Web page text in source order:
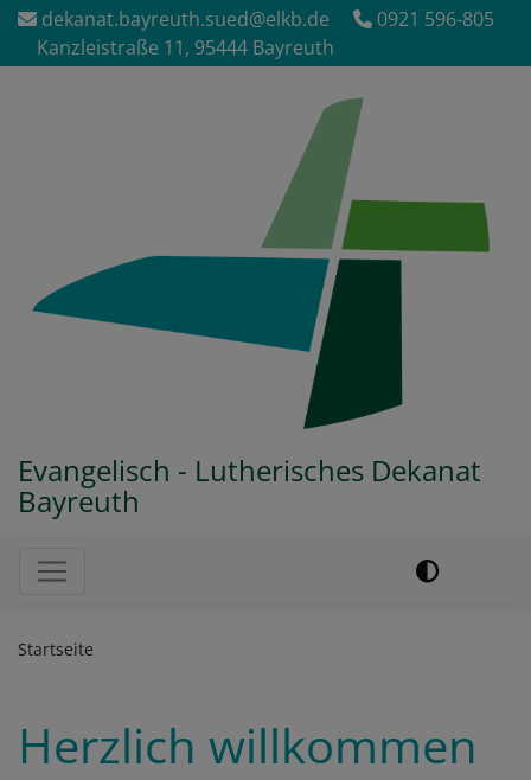
Direkt
zum
Inhalt
dekanat.bayreuth.sued@elkb.de
0921 596-805
Kanzleistraße 11, 95444 Bayreuth
Evangelisch - Lutherisches Dekanat
Bayreuth
Hauptnavigation
Startseite
Herzlich willkommen